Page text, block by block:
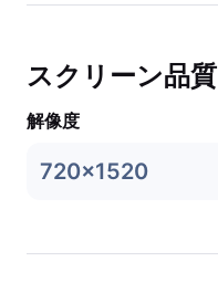
スクリーン品質
解像度
720x1520